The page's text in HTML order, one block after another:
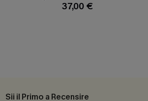
37,00 €
Sii il Primo a Recensire